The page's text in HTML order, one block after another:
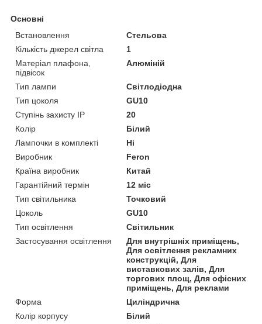
Основні
Встановлення
Стельова
Кількість джерел світла
1
Матеріал плафона,
підвісок
Алюміній
Тип лампи
Світлодіодна
Тип цоколя
GU10
Ступінь захисту IP
20
Колір
Білий
Лампочки в комплекті
Ні
Виробник
Feron
Країна виробник
Китай
Гарантійний термін
12 міс
Тип світильника
Точковий
Цоколь
GU10
Тип освітлення
Світильник
Застосування освітлення
Для внутрішніх приміщень,
Для освітлення рекламних
конструкцій, Для
виставкових залів, Для
торгових площ, Для офісних
приміщень, Для реклами
Форма
Циліндрична
Колір корпусу
Білий